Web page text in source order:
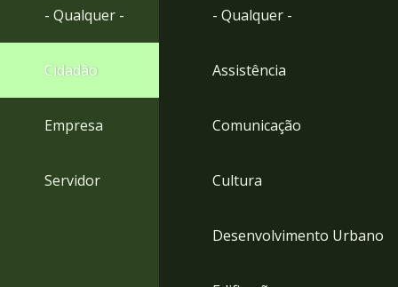
rodapé
- Qualquer -
Cidadão
Empresa
Servidor
- Qualquer -
Assistência
Comunicação
Cultura
Desenvolvimento Urbano